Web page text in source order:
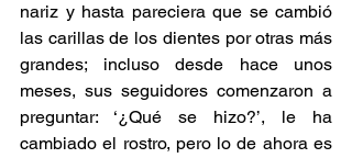
nariz y hasta pareciera que se cambió
las carillas de los dientes por otras más
grandes; incluso desde hace unos
meses, sus seguidores comenzaron a
preguntar: ‘¿Qué se hizo?’, le ha
cambiado el rostro, pero lo de ahora es